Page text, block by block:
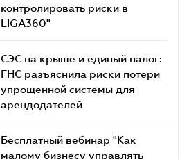
контролировать риски в
LIGA360"
СЭС на крыше и единый налог:
ГНС разъяснила риски потери
упрощенной системы для
арендодателей
Бесплатный вебинар "Как
малому бизнесу управлять